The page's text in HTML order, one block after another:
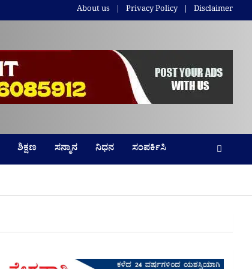
About us Privacy Policy Disclaimer
ಶಿಕ್ಷಣ ಸನ್ಮಾನ ನಿಧನ ಸಂಪರ್ಕಿಸಿ